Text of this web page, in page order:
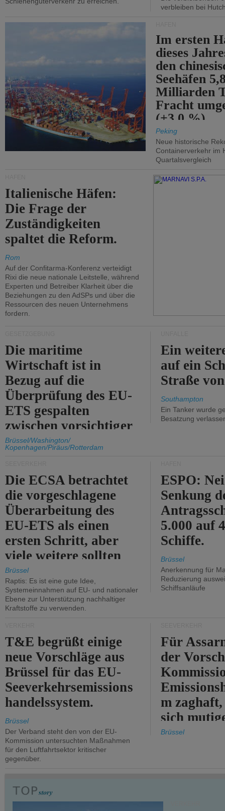
verbleiben bei
Im ersten
dieses
den
Seehäfen
Milliarden
Fracht
(+3,0 %).
Peking
Neue historische
Containerverkehr im
Quartalsvergleich
Italienische Häfen:
Die Frage der
Zuständigkeiten
spaltet die Reform.
Rom
Auf der Confitarma-Konferenz verteidigt
Rixi die neue nationale Leitstelle, während
Experten und Betreiber Klarheit über die
Beziehungen zu den AdSPs und über die
Ressourcen des neuen Unternehmens
fordern.
Die maritime
Wirtschaft ist in
Bezug auf die
Überprüfung des EU-
ETS gespalten
zwischen vorsichtiger
Unterstützung und
Kritik.
Brüssel/Washington/
Kopenhagen/Piräus/Rotterdam
Ein
auf ein
Straße
Southampton
Ein Tanker wurde
Besatzung
Die ECSA betrachtet
die vorgeschlagene
Überarbeitung des
EU-ETS als einen
ersten Schritt, aber
viele weitere sollten
folgen.
Brüssel
Raptis: Es ist eine gute Idee,
Systemeinnahmen auf EU- und nationaler
Ebene zur Unterstützung nachhaltiger
Kraftstoffe zu verwenden.
ESPO:
Senkung
5.000 auf
Schiffe.
Brüssel
Anerkennung für
Reduzierung
Schiffsanläufe
T&E begrüßt einige
neue Vorschläge aus
Brüssel für das EU-
Seeverkehrsemissions
handelssystem.
Brüssel
Der Verband steht den von der EU-
Kommission untersuchten Maßnahmen
für den Luftfahrtsektor kritischer
gegenüber.
Für
der
m
sich
Brüssel